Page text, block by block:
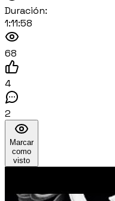
Duración:
1:11:58
68
4
2
Marcar
como
visto